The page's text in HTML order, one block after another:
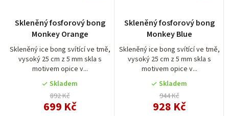
Skleněný fosforový bong
Monkey Orange
Skleněný ice bong svítící ve tmě,
vysoký 25 cm z 5 mm skla s
motivem opice v...
Skladem
892 Kč
699 Kč
Skleněný fosforový bong
Monkey Blue
Skleněný ice bong svítící ve tmě,
vysoký 25 cm z 5 mm skla s
motivem opice v...
hodnocení
produktu
je
5,0
z
5
hvězdiček.
Skladem
944 Kč
928 Kč